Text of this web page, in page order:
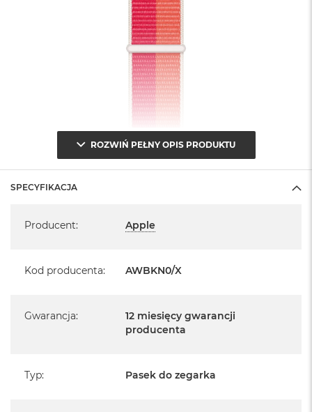
ROZWIŃ PEŁNY OPIS PRODUKTU
SPECYFIKACJA
Producent: Apple
Kod producenta: AWBKN0/X
Gwarancja:
12 miesięcy gwarancji
producenta
Typ: Pasek do zegarka